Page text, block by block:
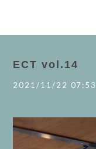
ECT vol.14
2021/11/22 07:53